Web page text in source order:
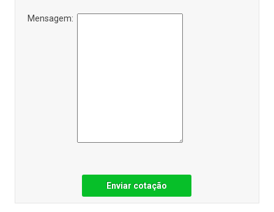
Mensagem:
Enviar cotação